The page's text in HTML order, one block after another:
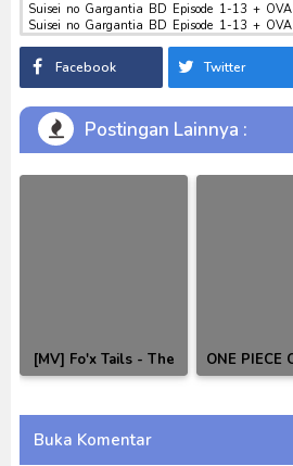
Suisei no Gargantia BD Episode 1-13 +
Suisei no Gargantia BD Episode 1-13 +
Suisei no Gargantia BD Episode 1-13 + OVA
toku batch mp4 , mkv , 3gp sub indo ,
marvel sub indo Suisei no Gargantia BD
Indonesia
Facebook Twitter
Postingan Lainnya :
[MV] Fo'x Tails - The
Liberty Subtitle
ONE PIECE
Buka Komentar